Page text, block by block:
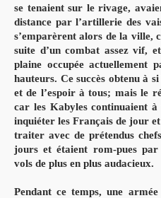
se tenaient sur le rivage,
distance par l’artillerie des
s’emparèrent alors de la ville,
suite d’un combat assez vif,
plaine occupée actuellement
hauteurs. Ce succès obtenu à
et de l’espoir à tous; mais le
car les Kabyles continuaient
inquiéter les Français de jour
traiter avec de prétendus
jours et étaient rom-pues par
vols de plus en plus audacieux.
Pendant ce temps, une